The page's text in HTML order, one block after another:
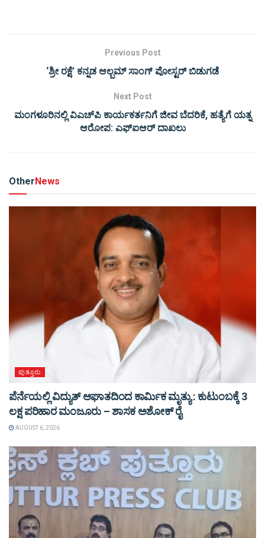
Previous Post
‘ಶ್ರೀ ರಕ್ಷೆ’ ಕನ್ನಡ ಆಲ್ಬಮ್ ಸಾಂಗ್ ಪೋಸ್ಟರ್ ಬಿಡುಗಡೆ
Next Post
ಮಂಗಳೂರಿನಲ್ಲಿ ವಿಎಚ್​ಪಿ ಕಾರ್ಯಕರ್ತನಿಗೆ ಜೀವ ಬೆದರಿಕೆ, ಹತ್ಯೆಗೆ ಯತ್ನ
ಆರೋಪ: ಎಫ್​ಐಆರ್ ದಾಖಲು
OtherNews
ಪುತ್ತೂರು
ಪೆರ್ನೆಯಲ್ಲಿ ವಿದ್ಯುತ್ ಆಘಾತದಿಂದ ಕಾರ್ಮಿಕ ಮೃತ್ಯು : ಕುಟುಂಬಕ್ಕೆ 3
ಲಕ್ಷ ಪರಿಹಾರ ಮಂಜೂರು – ಶಾಸಕ ಅಶೋಕ್ ರೈ
AUGUST 6, 2026